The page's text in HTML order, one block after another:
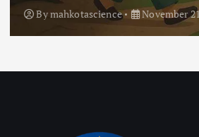
Bymahkotascience November